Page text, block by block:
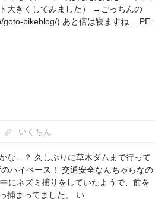
大きくしてみました） →ごっちんの
goto-bikeblog/) あと倍は寝ますね… PE
いくちん
な…？ 久しぶりに草木ダムまで行って
ハイペース！ 交通安全なんちゃらなの
にネズミ捕りをしていたようで、前を
捕まってました。 い